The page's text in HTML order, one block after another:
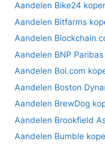
Aandelen Bike24
Aandelen Bitfarms
Aandelen
Aandelen BNP
Aandelen Bol.com
Aandelen Boston
Aandelen BrewDog
Aandelen Brookfield
Aandelen Bumble